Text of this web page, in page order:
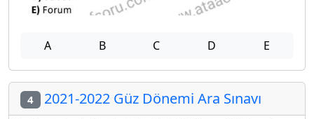
A B C D E
4 2021-2022 Güz Dönemi Ara Sınavı